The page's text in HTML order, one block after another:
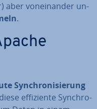
aber von­ein­an­der un­
.
Syn­chro­ni­sie­rung
ef­fi­zi­en­te Syn­chro­